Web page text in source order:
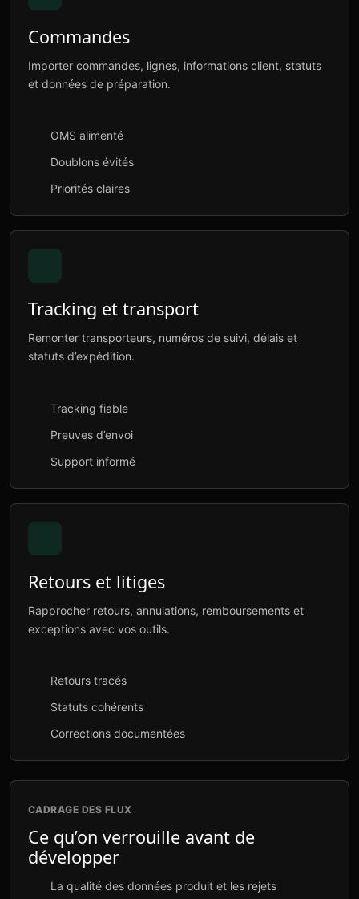
Commandes
Importer commandes, lignes, informations client, statuts
et données de préparation.
OMS alimenté
Doublons évités
Priorités claires
Tracking et transport
Remonter transporteurs, numéros de suivi, délais et
statuts d’expédition.
Tracking fiable
Preuves d’envoi
Support informé
Retours et litiges
Rapprocher retours, annulations, remboursements et
exceptions avec vos outils.
Retours tracés
Statuts cohérents
Corrections documentées
CADRAGE DES FLUX
Ce qu’on verrouille avant de
développer
La qualité des données produit et les rejets